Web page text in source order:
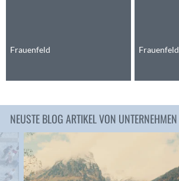
Bassersdorf
Bendern
Bern
Bern - Liebefeld
Bern 15
Frauenfeld Frauenfeld
NEUSTE BLOG ARTIKEL VON UNTERNEHMEN